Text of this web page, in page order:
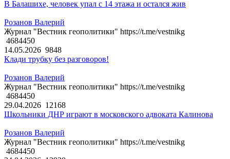
В Балашихе, человек упал с 14 этажа и остался жив
Розанов Валерий
Журнал "Вестник геополитики" https://t.me/vestnikg
4684450
14.05.2026 9848
Клади трубку без разговоров!
Розанов Валерий
Журнал "Вестник геополитики" https://t.me/vestnikg
4684450
29.04.2026 12168
Школьники ДНР играют в московского адвоката Калинова
Розанов Валерий
Журнал "Вестник геополитики" https://t.me/vestnikg
4684450